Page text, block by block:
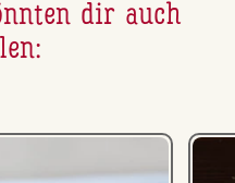
dir auch